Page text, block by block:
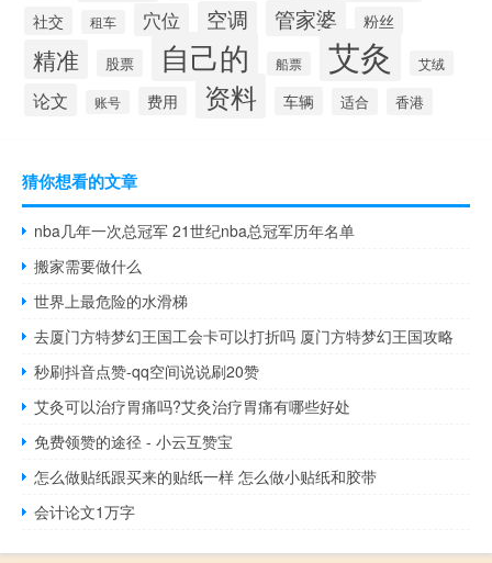
社交 租车 穴位 空调 管家婆 粉丝
精准 股票 自己的 船票 艾灸 艾绒
论文 账号 费用 资料 车辆 适合 香港
猜你想看的文章
nba几年一次总冠军 21世纪nba总冠军历年名单
搬家需要做什么
世界上最危险的水滑梯
去厦门方特梦幻王国工会卡可以打折吗 厦门方特梦幻王国攻略
秒刷抖音点赞-qq空间说说刷20赞
艾灸可以治疗胃痛吗?艾灸治疗胃痛有哪些好处
免费领赞的途径 - 小云互赞宝
怎么做贴纸跟买来的贴纸一样 怎么做小贴纸和胶带
会计论文1万字